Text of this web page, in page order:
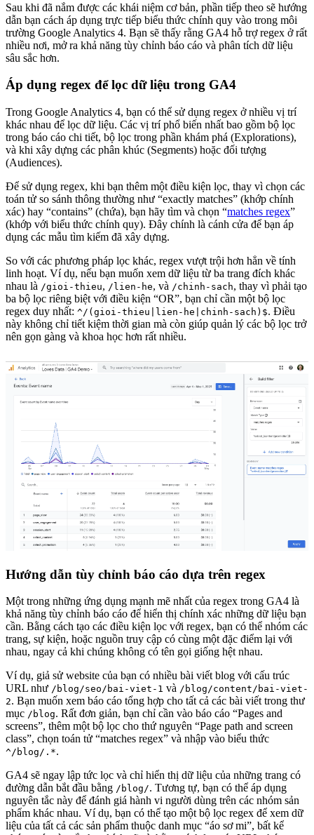
Sau khi đã nắm được các khái niệm cơ bản, phần tiếp theo sẽ hướng
dẫn bạn cách áp dụng trực tiếp biểu thức chính quy vào trong môi
trường Google Analytics 4. Bạn sẽ thấy rằng GA4 hỗ trợ regex ở rất
nhiều nơi, mở ra khả năng tùy chỉnh báo cáo và phân tích dữ liệu
sâu sắc hơn.
Áp dụng regex để lọc dữ liệu trong GA4
Trong Google Analytics 4, bạn có thể sử dụng regex ở nhiều vị trí
khác nhau để lọc dữ liệu. Các vị trí phổ biến nhất bao gồm bộ lọc
trong báo cáo chi tiết, bộ lọc trong phần khám phá (Explorations),
và khi xây dựng các phân khúc (Segments) hoặc đối tượng
(Audiences).
Để sử dụng regex, khi bạn thêm một điều kiện lọc, thay vì chọn các
toán tử so sánh thông thường như “exactly matches” (khớp chính
xác) hay “contains” (chứa), bạn hãy tìm và chọn “matches regex”
(khớp với biểu thức chính quy). Đây chính là cánh cửa để bạn áp
dụng các mẫu tìm kiếm đã xây dựng.
So với các phương pháp lọc khác, regex vượt trội hơn hẳn về tính
linh hoạt. Ví dụ, nếu bạn muốn xem dữ liệu từ ba trang đích khác
nhau là /gioi-thieu, /lien-he, và /chinh-sach, thay vì phải tạo
ba bộ lọc riêng biệt với điều kiện “OR”, bạn chỉ cần một bộ lọc
regex duy nhất: ^/(gioi-thieu|lien-he|chinh-sach)$. Điều
này không chỉ tiết kiệm thời gian mà còn giúp quản lý các bộ lọc trở
nên gọn gàng và khoa học hơn rất nhiều.
Hướng dẫn tùy chỉnh báo cáo dựa trên regex
Một trong những ứng dụng mạnh mẽ nhất của regex trong GA4 là
khả năng tùy chỉnh báo cáo để hiển thị chính xác những dữ liệu bạn
cần. Bằng cách tạo các điều kiện lọc với regex, bạn có thể nhóm các
trang, sự kiện, hoặc nguồn truy cập có cùng một đặc điểm lại với
nhau, ngay cả khi chúng không có tên gọi giống hệt nhau.
Ví dụ, giả sử website của bạn có nhiều bài viết blog với cấu trúc
URL như /blog/seo/bai-viet-1 và /blog/content/bai-viet-
2. Bạn muốn xem báo cáo tổng hợp cho tất cả các bài viết trong thư
mục /blog. Rất đơn giản, bạn chỉ cần vào báo cáo “Pages and
screens”, thêm một bộ lọc cho thứ nguyên “Page path and screen
class”, chọn toán tử “matches regex” và nhập vào biểu thức
^/blog/.*.
GA4 sẽ ngay lập tức lọc và chỉ hiển thị dữ liệu của những trang có
đường dẫn bắt đầu bằng /blog/. Tương tự, bạn có thể áp dụng
nguyên tắc này để đánh giá hành vi người dùng trên các nhóm sản
phẩm khác nhau. Ví dụ, bạn có thể tạo một bộ lọc regex để xem dữ
liệu của tất cả các sản phẩm thuộc danh mục “áo sơ mi”, bất kể